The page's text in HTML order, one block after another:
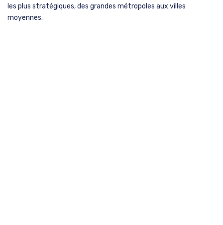
les plus stratégiques, des grandes métropoles aux villes
moyennes.